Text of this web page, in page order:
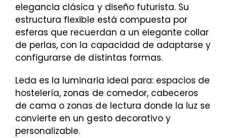
elegancia clásica y diseño futurista. Su
estructura flexible está compuesta por
esferas que recuerdan a un elegante collar
de perlas, con la capacidad de adaptarse y
configurarse de distintas formas.
Leda es la luminaria ideal para: espacios de
hostelería, zonas de comedor, cabeceros
de cama o zonas de lectura donde la luz se
convierte en un gesto decorativo y
personalizable.